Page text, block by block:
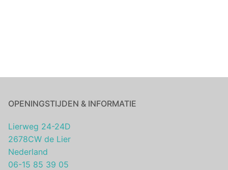
OPENINGSTIJDEN & INFORMATIE
Lierweg 24-24D
2678CW de Lier
Nederland
06-15 85 39 05